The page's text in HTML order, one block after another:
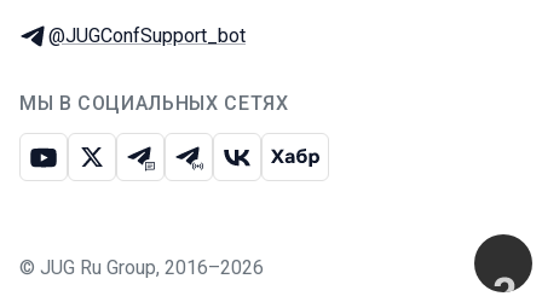
Телеграм:
@JUGConfSupport_bot
МЫ В СОЦИАЛЬНЫХ СЕТЯХ
ЮтубИкс Телеграм-чат
Телеграм-канал
ВКонтакте
Хабр
© JUG Ru Group, 2016–2026